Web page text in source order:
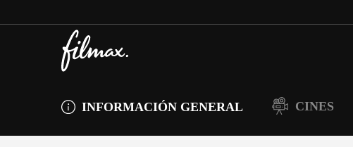
INFORMACIÓN GENERAL CINES